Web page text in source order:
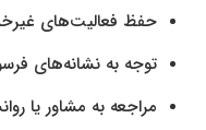
حفظ فعالیت‌های
توجه به نشانه‌های
مراجعه به مشاور یا